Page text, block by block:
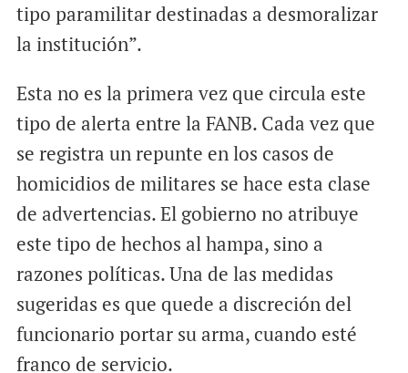
tipo paramilitar destinadas a desmoralizar
la institución”.
Esta no es la primera vez que circula este
tipo de alerta entre la FANB. Cada vez que
se registra un repunte en los casos de
homicidios de militares se hace esta clase
de advertencias. El gobierno no atribuye
este tipo de hechos al hampa, sino a
razones políticas. Una de las medidas
sugeridas es que quede a discreción del
funcionario portar su arma, cuando esté
franco de servicio.